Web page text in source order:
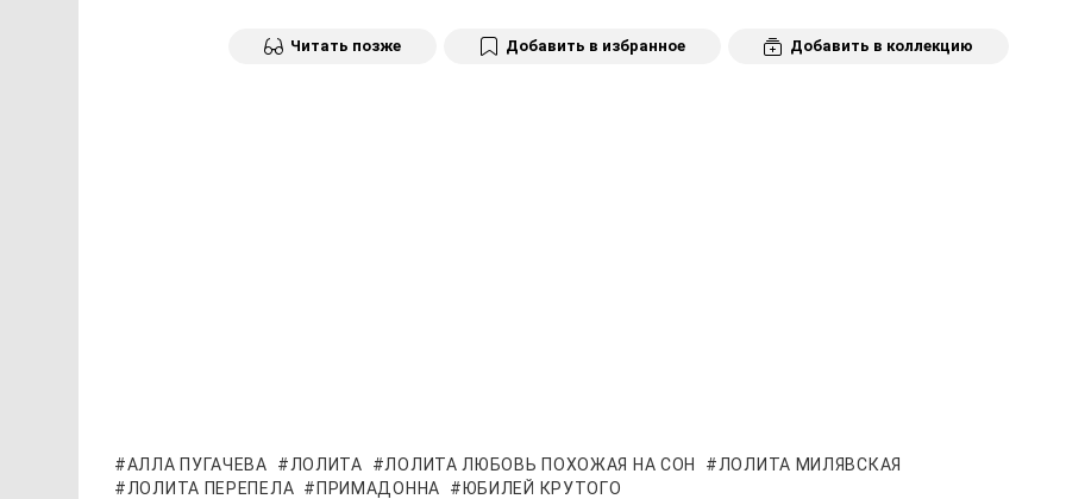
Читать позже Добавить в избранное Добавить в коллекцию
АЛЛА ПУГАЧЕВА ЛОЛИТА ЛОЛИТА ЛЮБОВЬ ПОХОЖАЯ НА СОН
ЛОЛИТА МИЛЯВСКАЯ
ЛОЛИТА ПЕРЕПЕЛА
ПРИМАДОННА ЮБИЛЕЙ КРУТОГО